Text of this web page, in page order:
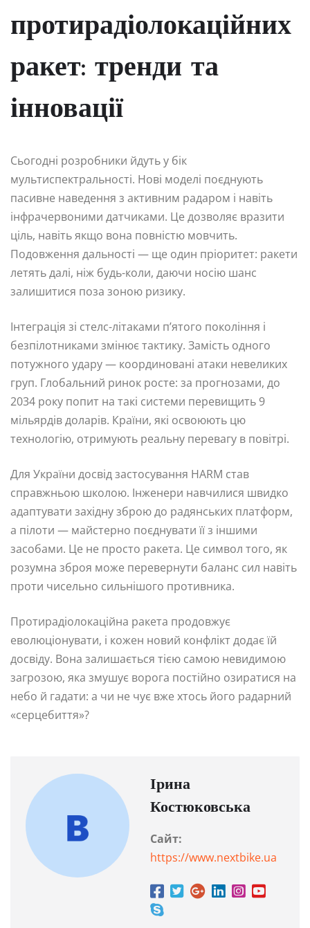
протирадіолокаційних
ракет: тренди та
інновації
Сьогодні розробники йдуть у бік
мультиспектральності. Нові моделі поєднують
пасивне наведення з активним радаром і навіть
інфрачервоними датчиками. Це дозволяє вразити
ціль, навіть якщо вона повністю мовчить.
Подовження дальності — ще один пріоритет: ракети
летять далі, ніж будь-коли, даючи носію шанс
залишитися поза зоною ризику.
Інтеграція зі стелс-літаками п’ятого покоління і
безпілотниками змінює тактику. Замість одного
потужного удару — координовані атаки невеликих
груп. Глобальний ринок росте: за прогнозами, до
2034 року попит на такі системи перевищить 9
мільярдів доларів. Країни, які освоюють цю
технологію, отримують реальну перевагу в повітрі.
Для України досвід застосування HARM став
справжньою школою. Інженери навчилися швидко
адаптувати західну зброю до радянських платформ,
а пілоти — майстерно поєднувати її з іншими
засобами. Це не просто ракета. Це символ того, як
розумна зброя може перевернути баланс сил навіть
проти чисельно сильнішого противника.
Протирадіолокаційна ракета продовжує
еволюціонувати, і кожен новий конфлікт додає їй
досвіду. Вона залишається тією самою невидимою
загрозою, яка змушує ворога постійно озиратися на
небо й гадати: а чи не чує вже хтось його радарний
«серцебиття»?
Ірина
Костюковська
Сайт:
https://www.nextbike.ua